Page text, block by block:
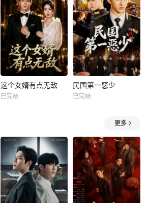
这个女婿有点无敌
已完结
民国第一惡少
已完结
更多